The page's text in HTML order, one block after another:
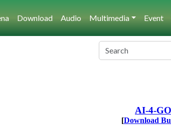
Download Audio Multimedia Event